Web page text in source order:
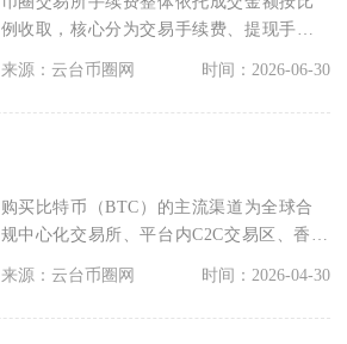
例收取，核心分为交易手续费、提现手续
费两大类目，交易手
来源：云台币圈网 时间：2026-06-30
购买比特币（BTC）的主流渠道为全球合
规中心化交易所、平台内C2C交易区、香港
持牌机构及链
来源：云台币圈网 时间：2026-04-30